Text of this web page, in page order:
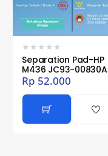
★ ★ ★ ★ ★
Separation Pad-HP
M436 JC93-00830A
Rp 52.000